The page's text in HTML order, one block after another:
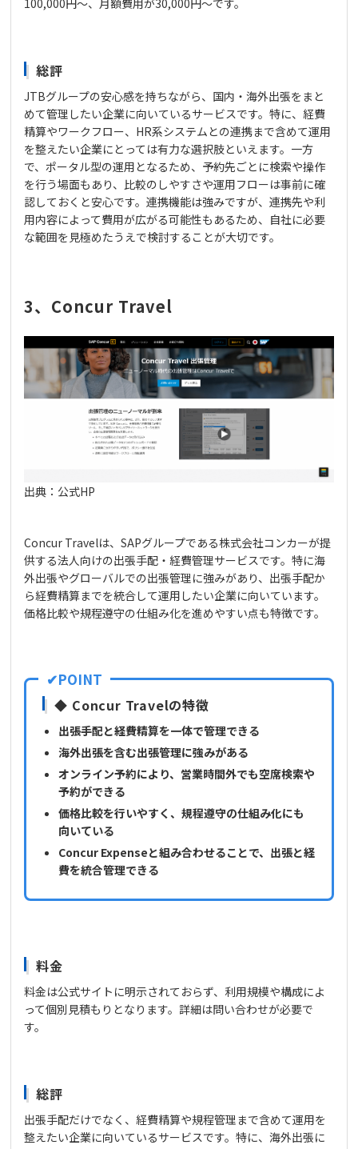
100,000円～、月額費用が30,000円～です。
総評
JTBグループの安心感を持ちながら、国内・海外出張をまと
めて管理したい企業に向いているサービスです。特に、経費
精算やワークフロー、HR系システムとの連携まで含めて運用
を整えたい企業にとっては有力な選択肢といえます。一方
で、ポータル型の運用となるため、予約先ごとに検索や操作
を行う場面もあり、比較のしやすさや運用フローは事前に確
認しておくと安心です。連携機能は強みですが、連携先や利
用内容によって費用が広がる可能性もあるため、自社に必要
な範囲を見極めたうえで検討することが大切です。
3、Concur Travel
出典：公式HP
Concur Travelは、SAPグループである株式会社コンカーが提
供する法人向けの出張手配・経費管理サービスです。特に海
外出張やグローバルでの出張管理に強みがあり、出張手配か
ら経費精算までを統合して運用したい企業に向いています。
価格比較や規程遵守の仕組み化を進めやすい点も特徴です。
◆ Concur Travelの特徴
出張手配と経費精算を一体で管理できる
海外出張を含む出張管理に強みがある
オンライン予約により、営業時間外でも空席検索や
予約ができる
価格比較を行いやすく、規程遵守の仕組み化にも
向いている
Concur Expenseと組み合わせることで、出張と経
費を統合管理できる
料金
料金は公式サイトに明示されておらず、利用規模や構成によ
って個別見積もりとなります。詳細は問い合わせが必要で
す。
総評
出張手配だけでなく、経費精算や規程管理まで含めて運用を
整えたい企業に向いているサービスです。特に、海外出張に